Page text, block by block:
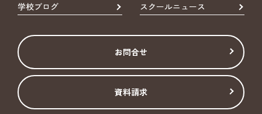
学校ブログ スクールニュース
お問合せ
資料請求